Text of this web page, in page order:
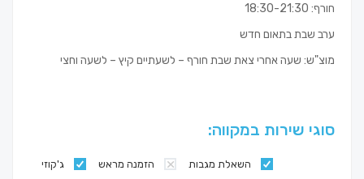
חורף: 18:30-21:30
ערב שבת בתאום חדש
מוצ"ש: שעה אחרי צאת שבת חורף – לשעתיים קיץ – לשעה וחצי
סוגי שירות במקווה:
ג'קוזי הזמנה מראש השאלת מגבות